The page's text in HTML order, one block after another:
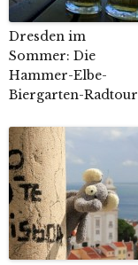
Dresden im
Sommer: Die
Hammer-Elbe-
Biergarten-Radtour